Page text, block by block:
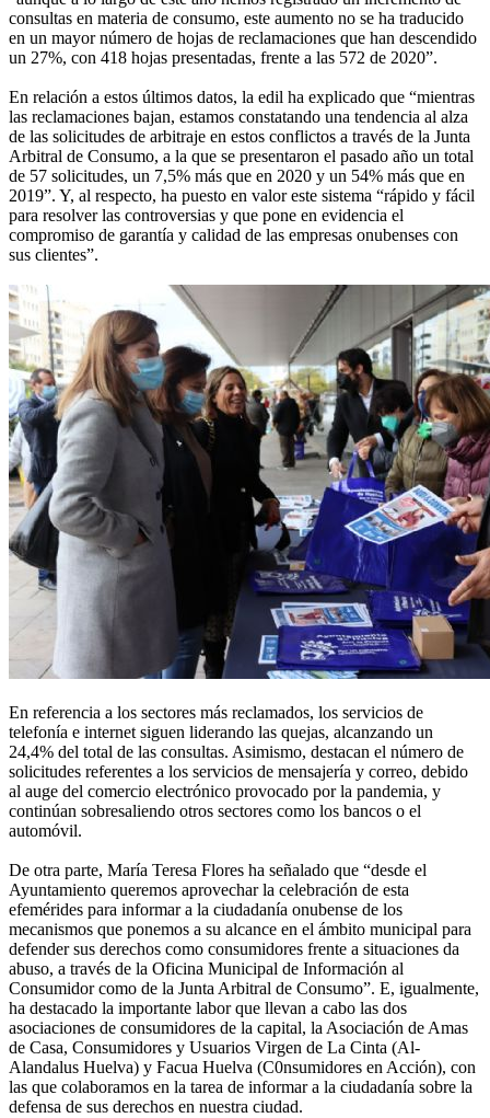
consultas en materia de consumo, este aumento no se ha traducido
en un mayor número de hojas de reclamaciones que han descendido
un 27%, con 418 hojas presentadas, frente a las 572 de 2020”.
En relación a estos últimos datos, la edil ha explicado que “mientras
las reclamaciones bajan, estamos constatando una tendencia al alza
de las solicitudes de arbitraje en estos conflictos a través de la Junta
Arbitral de Consumo, a la que se presentaron el pasado año un total
de 57 solicitudes, un 7,5% más que en 2020 y un 54% más que en
2019”. Y, al respecto, ha puesto en valor este sistema “rápido y fácil
para resolver las controversias y que pone en evidencia el
compromiso de garantía y calidad de las empresas onubenses con
sus clientes”.
En referencia a los sectores más reclamados, los servicios de
telefonía e internet siguen liderando las quejas, alcanzando un
24,4% del total de las consultas. Asimismo, destacan el número de
solicitudes referentes a los servicios de mensajería y correo, debido
al auge del comercio electrónico provocado por la pandemia, y
continúan sobresaliendo otros sectores como los bancos o el
automóvil.
De otra parte, María Teresa Flores ha señalado que “desde el
Ayuntamiento queremos aprovechar la celebración de esta
efemérides para informar a la ciudadanía onubense de los
mecanismos que ponemos a su alcance en el ámbito municipal para
defender sus derechos como consumidores frente a situaciones da
abuso, a través de la Oficina Municipal de Información al
Consumidor como de la Junta Arbitral de Consumo”. E, igualmente,
ha destacado la importante labor que llevan a cabo las dos
asociaciones de consumidores de la capital, la Asociación de Amas
de Casa, Consumidores y Usuarios Virgen de La Cinta (Al-
Alandalus Huelva) y Facua Huelva (C0nsumidores en Acción), con
las que colaboramos en la tarea de informar a la ciudadanía sobre la
defensa de sus derechos en nuestra ciudad.